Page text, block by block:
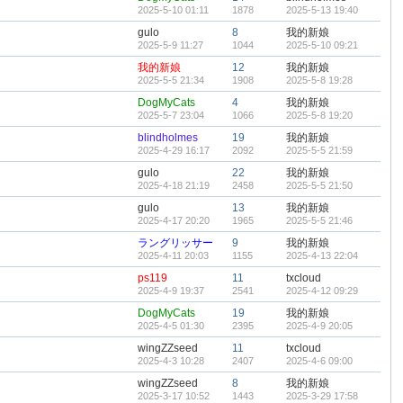
2025-5-10 01:11 1878 2025-5-13 19:40
gulo
2025-5-9 11:27
8
1044
我的新娘
2025-5-10 09:21
我的新娘
2025-5-5 21:34
12
1908
我的新娘
2025-5-8 19:28
DogMyCats
2025-5-7 23:04
4
1066
我的新娘
2025-5-8 19:20
blindholmes
2025-4-29 16:17
19
2092
我的新娘
2025-5-5 21:59
gulo
2025-4-18 21:19
22
2458
我的新娘
2025-5-5 21:50
gulo
2025-4-17 20:20
13
1965
我的新娘
2025-5-5 21:46
ラングリッサー
2025-4-11 20:03
9
1155
我的新娘
2025-4-13 22:04
ps119
2025-4-9 19:37
11
2541
txcloud
2025-4-12 09:29
DogMyCats
2025-4-5 01:30
19
2395
我的新娘
2025-4-9 20:05
wingZZseed
2025-4-3 10:28
11
2407
txcloud
2025-4-6 09:00
wingZZseed
2025-3-17 10:52
8
1443
我的新娘
2025-3-29 17:58